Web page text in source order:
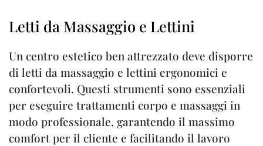
Letti da Massaggio e Lettini
Un centro estetico ben attrezzato deve disporre
di letti da massaggio e lettini ergonomici e
confortevoli. Questi strumenti sono essenziali
per eseguire trattamenti corpo e massaggi in
modo professionale, garantendo il massimo
comfort per il cliente e facilitando il lavoro